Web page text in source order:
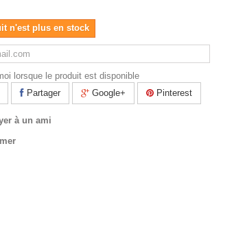
n'est plus en stock
lorsque le produit est disponible
Partager Google+ Pinterest
à un ami